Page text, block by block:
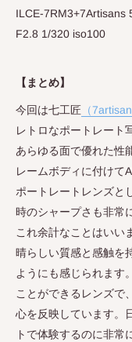
ILCE-7RM3+7Artisans
F2.8 1/320 iso100
【まとめ】
今回は七工匠 （
レトロなポートレート
あらゆる面で優れた性
レームボディに付けて
ポートレートレンズと
時のシャープさも非常
これ余計なことはいい
晴らしい質感と感触を
ようにも感じられます
ことができるレンズで
心を反映しています。
トで体験するのに非常